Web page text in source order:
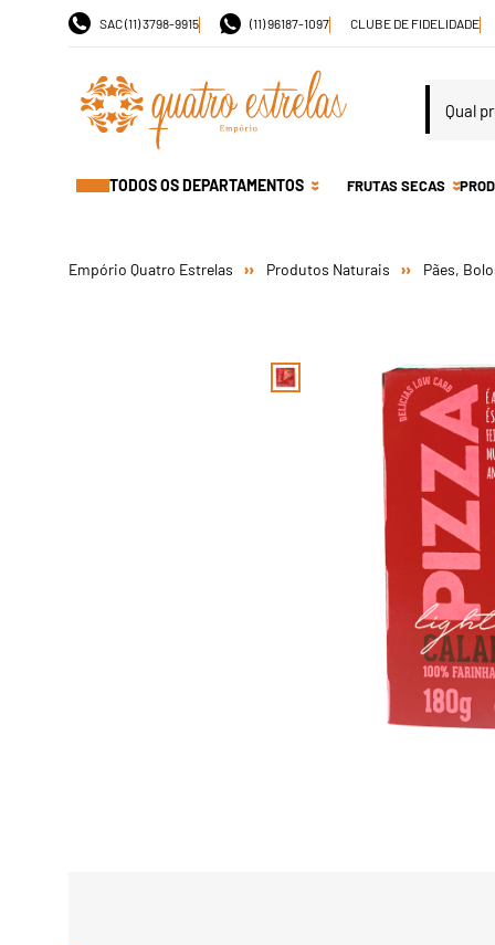
SAC (11) 3798-9915 (11) 96187-1097 CLUBE DE FIDELIDADE
TODOS OS DEPARTAMENTOS FRUTAS SECAS
Produtos Naturais Pães,